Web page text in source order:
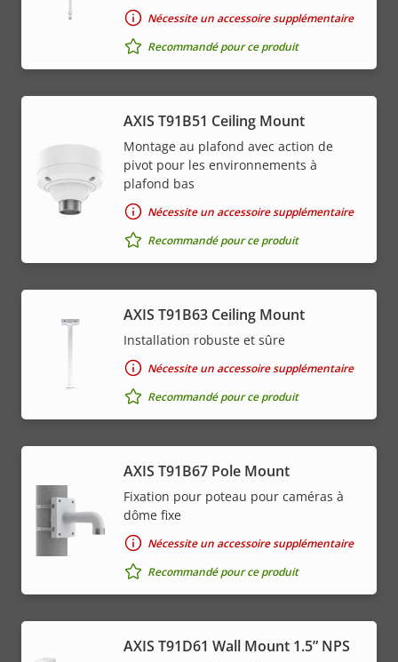
Nécessite un accessoire supplémentaire
Recommandé pour ce produit
AXIS T91B51 Ceiling Mount
Montage au plafond avec action de
pivot pour les environnements à
plafond bas
Nécessite un accessoire supplémentaire
Recommandé pour ce produit
AXIS T91B63 Ceiling Mount
Installation robuste et sûre
Nécessite un accessoire supplémentaire
Recommandé pour ce produit
AXIS T91B67 Pole Mount
Fixation pour poteau pour caméras à
dôme fixe
Nécessite un accessoire supplémentaire
Recommandé pour ce produit
AXIS T91D61 Wall Mount 1.5” NPS